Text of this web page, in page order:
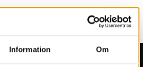
Information Om